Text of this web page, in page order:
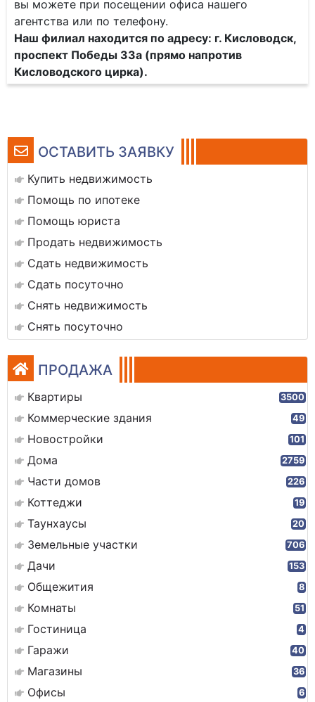
ОСТАВИТЬ ЗАЯВКУ
Купить недвижимость
Помощь по ипотеке
Помощь юриста
Продать недвижимость
Сдать недвижимость
Сдать посуточно
Снять недвижимость
Снять посуточно
ПРОДАЖА
Квартиры 3500
Коммерческие здания 49
Новостройки 101
Дома 2759
Части домов 226
Коттеджи 19
Таунхаусы 20
Земельные участки 706
Дачи 153
Общежития 8
Комнаты 51
Гостиница 4
Гаражи 40
Магазины 36
Офисы 6
вы можете при посещении офиса нашего
агентства или по телефону.
Наш филиал находится по адресу: г. Кисловодск,
проспект Победы 33а (прямо напротив
Кисловодского цирка).